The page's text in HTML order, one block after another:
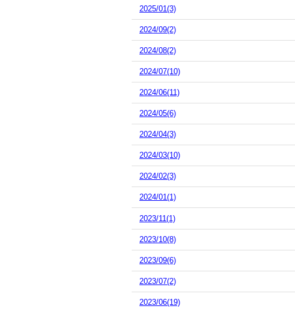
2025/01(3)
2024/09(2)
2024/08(2)
2024/07(10)
2024/06(11)
2024/05(6)
2024/04(3)
2024/03(10)
2024/02(3)
2024/01(1)
2023/11(1)
2023/10(8)
2023/09(6)
2023/07(2)
2023/06(19)